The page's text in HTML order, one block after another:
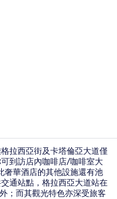
拉西亞街及卡塔倫亞大道僅
到訪店內咖啡店/咖啡室大
奢華酒店的其他設施還有池
通站點，格拉西亞大道站在
；而其觀光特色亦深受旅客